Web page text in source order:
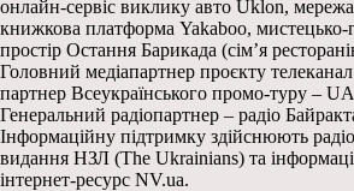
онлайн-сервіс виклику авто Uklon,
книжкова платформа Yakaboo, мистецько-
простір Остання Барикада (сімʼя
Головний медіапартнер проєкту
партнер Всеукраїнського промо-туру –
Генеральний радіопартнер – радіо
Інформаційну підтримку здійснюють
видання НЗЛ (The Ukrainians) та
інтернет-ресурс NV.ua.